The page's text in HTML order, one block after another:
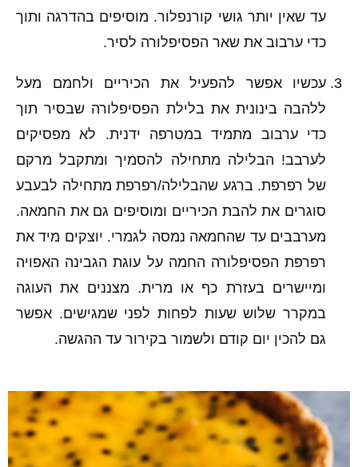
עד שאין יותר גושי קורנפלור. מוסיפים בהדרגה ותוך
כדי ערבוב את שאר הפסיפלורה לסיר.
עכשיו אפשר להפעיל את הכיריים ולחמם מעל
ללהבה בינונית את בלילת הפסיפלורה שבסיר תוך
כדי ערבוב מתמיד במטרפה ידנית. לא מפסיקים
לערבב! הבלילה מתחילה להסמיך ומתקבל מרקם
של רפרפת. ברגע שהבלילה/רפרפת מתחילה לבעבע
סוגרים את להבת הכיריים ומוסיפים גם את החמאה.
מערבבים עד שהחמאה נמסה לגמרי. יוצקים מיד את
רפרפת הפסיפלורה החמה על עוגת הגבינה האפויה
ומיישרים בעזרת כף או מרית. מצננים את העוגה
במקרר שלוש שעות לפחות לפני שמגישים. אפשר
גם להכין יום קודם ולשמור בקירור עד ההגשה.